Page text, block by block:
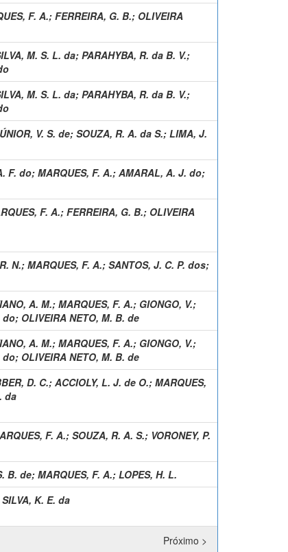
F. A.; FERREIRA, G. B.; OLIVEIRA
M. S. L. da; PARAHYBA, R. da B. V.;
M. S. L. da; PARAHYBA, R. da B. V.;
V. S. de; SOUZA, R. A. da S.; LIMA, J.
F. do; MARQUES, F. A.; AMARAL, A. J. do;
F. A.; FERREIRA, G. B.; OLIVEIRA
N.; MARQUES, F. A.; SANTOS, J. C. P. dos;
A. M.; MARQUES, F. A.; GIONGO, V.;
do; OLIVEIRA NETO, M. B. de
A. M.; MARQUES, F. A.; GIONGO, V.;
do; OLIVEIRA NETO, M. B. de
D. C.; ACCIOLY, L. J. de O.; MARQUES,
da
F. A.; SOUZA, R. A. S.; VORONEY, P.
B. de; MARQUES, F. A.; LOPES, H. L.
SILVA, K. E. da
Próximo >